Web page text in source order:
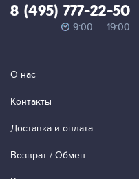
8 (495) 777-22-50
9:00 — 19:00
О нас
Контакты
Доставка и оплата
Возврат / Обмен